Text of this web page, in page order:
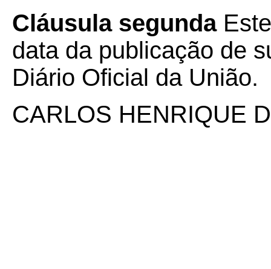
Cláusula segunda
data da publicação de
Diário Oficial da União.
CARLOS HENRIQUE